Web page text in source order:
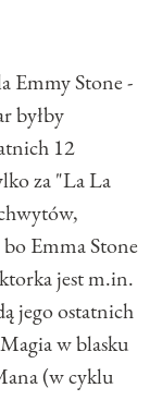
Emmy Stone -
byłby
12
za "La La
bo Emma Stone
jest m.in.
jego ostatnich
w blasku
(w cyklu